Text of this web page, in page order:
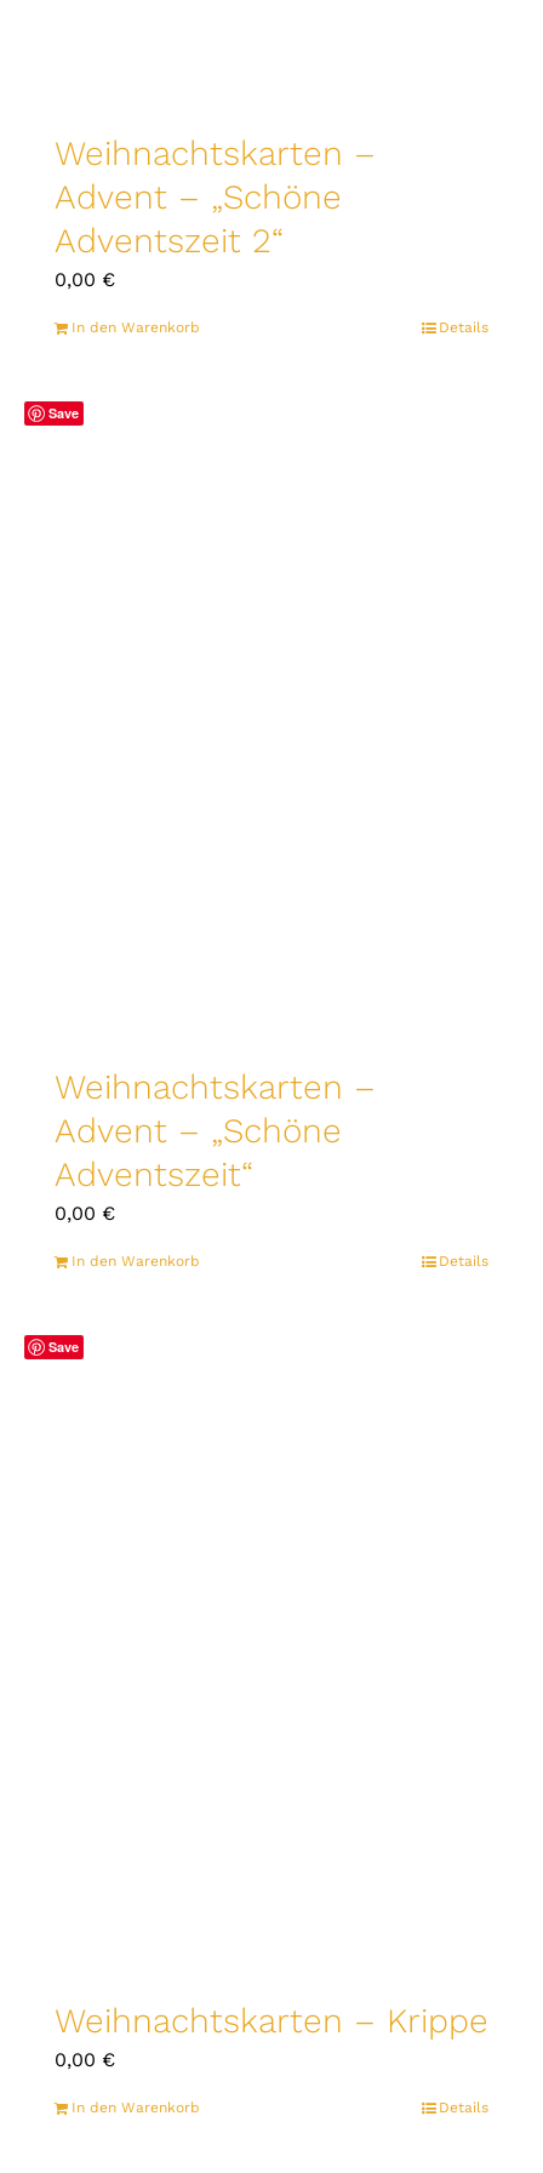
Weihnachtskarten –
Advent – „Schöne
Adventszeit 2“
0,00 €
In den Warenkorb Details
Save
Weihnachtskarten –
Advent – „Schöne
Adventszeit“
0,00 €
In den Warenkorb Details
Save
Weihnachtskarten – Krippe
0,00 €
In den Warenkorb Details